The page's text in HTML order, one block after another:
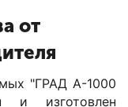
от
"ГРАД А-1000
и изготовлен